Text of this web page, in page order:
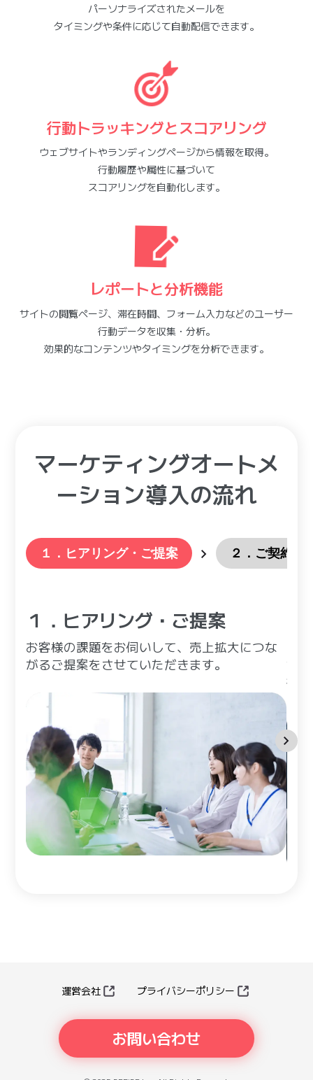
パーソナライズされたメールを
タイミングや条件に応じて自動配信できます。
行動トラッキングとスコアリング
ウェブサイトやランディングページから情報を取得。
行動履歴や属性に基づいて
スコアリングを自動化します。
レポートと分析機能
サイトの閲覧ページ、滞在時間、フォーム入力などのユーザー
行動データを収集・分析。
効果的なコンテンツやタイミングを分析できます。
マーケティングオートメ
ーション導入の流れ
１．ヒアリング・ご提案 ２．ご契約
１．ヒアリング・ご提案
お客様の課題をお伺いして、売上拡大につな
がるご提案をさせていただきます。
サ
後
運営会社 プライバシーポリシー
お問い合わせ